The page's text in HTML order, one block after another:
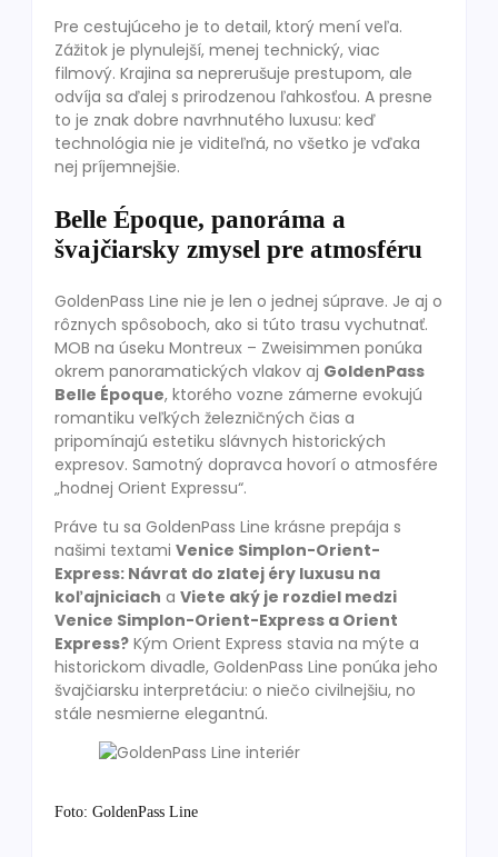
Pre cestujúceho je to detail, ktorý mení veľa.
Zážitok je plynulejší, menej technický, viac
filmový. Krajina sa neprerušuje prestupom, ale
odvíja sa ďalej s prirodzenou ľahkosťou. A presne
to je znak dobre navrhnutého luxusu: keď
technológia nie je viditeľná, no všetko je vďaka
nej príjemnejšie.
Belle Époque, panoráma a
švajčiarsky zmysel pre atmosféru
GoldenPass Line nie je len o jednej súprave. Je aj o
rôznych spôsoboch, ako si túto trasu vychutnať.
MOB na úseku Montreux – Zweisimmen ponúka
okrem panoramatických vlakov aj GoldenPass
Belle Époque, ktorého vozne zámerne evokujú
romantiku veľkých železničných čias a
pripomínajú estetiku slávnych historických
expresov. Samotný dopravca hovorí o atmosfére
„hodnej Orient Expressu“.
Práve tu sa GoldenPass Line krásne prepája s
našimi textami Venice Simplon-Orient-
Express: Návrat do zlatej éry luxusu na
koľajniciach a Viete aký je rozdiel medzi
Venice Simplon-Orient-Express a Orient
Express? Kým Orient Express stavia na mýte a
historickom divadle, GoldenPass Line ponúka jeho
švajčiarsku interpretáciu: o niečo civilnejšiu, no
stále nesmierne elegantnú.
Foto: GoldenPass Line